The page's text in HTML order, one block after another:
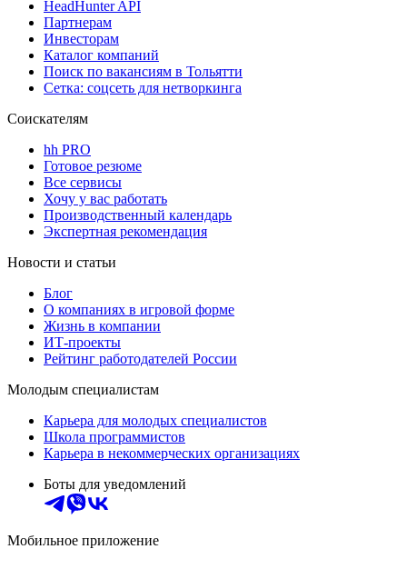
HeadHunter API
Партнерам
Инвесторам
Каталог компаний
Поиск по вакансиям в Тольятти
Сетка: соцсеть для нетворкинга
Соискателям
hh PRO
Готовое резюме
Все сервисы
Хочу у вас работать
Производственный календарь
Экспертная рекомендация
Новости и статьи
Блог
О компаниях в игровой форме
Жизнь в компании
ИТ-проекты
Рейтинг работодателей России
Молодым специалистам
Карьера для молодых специалистов
Школа программистов
Карьера в некоммерческих организациях
Боты для уведомлений
Мобильное приложение